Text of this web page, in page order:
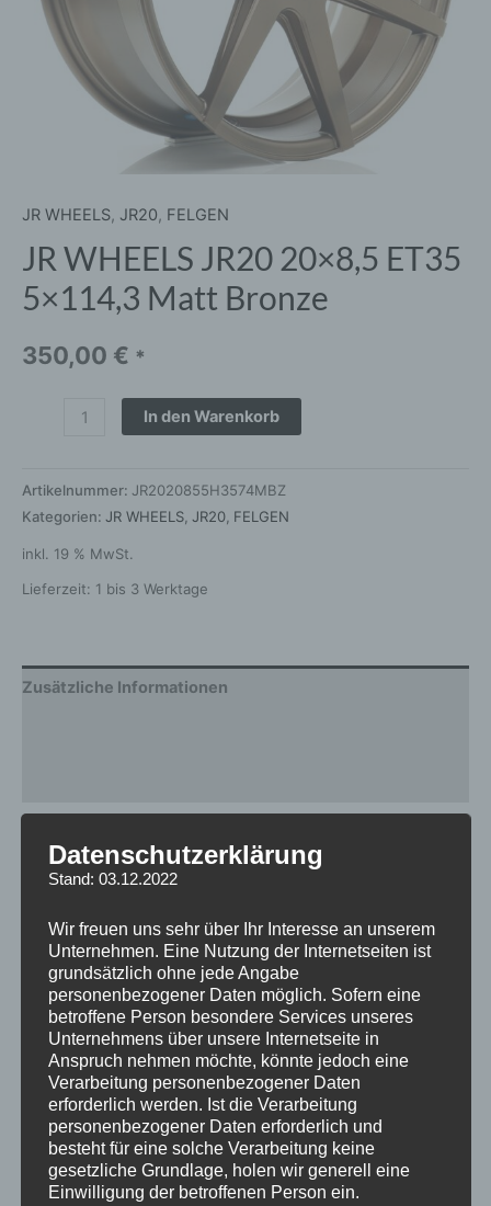
JR WHEELS, JR20, FELGEN
JR WHEELS JR20 20×8,5 ET35
5×114,3 Matt Bronze
350,00 € *
In den Warenkorb
Artikelnummer: JR2020855H3574MBZ
Kategorien: JR WHEELS JR20 FELGEN
inkl. 19 % MwSt.
Lieferzeit: 1 bis 3 Werktage
Zusätzliche Informationen
Breite
Design JR20
Durchmesser 20
ET 35
Fertigung Einteilig gegossen
Hersteller JR WHEELS
Lochkreis 5×114.3
Hinweis
Datenschutzerklärung
Stand: 03.12.2022
Wir freuen uns sehr über Ihr Interesse an unserem
Unternehmen. Eine Nutzung der Internetseiten ist
grundsätzlich ohne jede Angabe
personenbezogener Daten möglich. Sofern eine
betroffene Person besondere Services unseres
Unternehmens über unsere Internetseite in
Anspruch nehmen möchte, könnte jedoch eine
Verarbeitung personenbezogener Daten
erforderlich werden. Ist die Verarbeitung
personenbezogener Daten erforderlich und
besteht für eine solche Verarbeitung keine
gesetzliche Grundlage, holen wir generell eine
Einwilligung der betroffenen Person ein.